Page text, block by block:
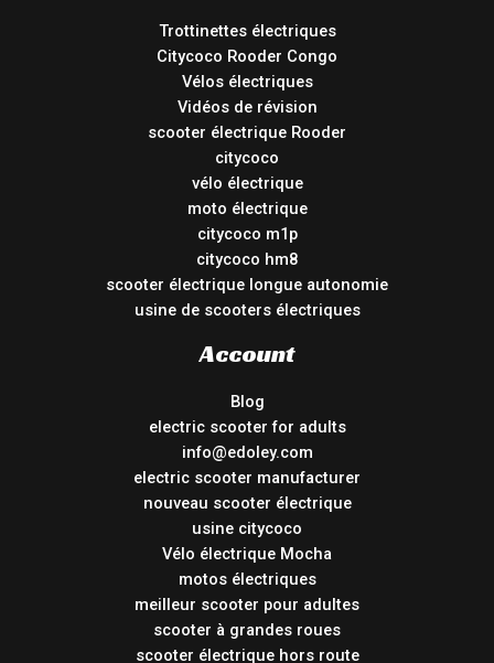
Trottinettes électriques
Citycoco Rooder Congo
Vélos électriques
Vidéos de révision
scooter électrique Rooder
citycoco
vélo électrique
moto électrique
citycoco m1p
citycoco hm8
scooter électrique longue autonomie
usine de scooters électriques
Account
Blog
electric scooter for adults
info@edoley.com
electric scooter manufacturer
nouveau scooter électrique
usine citycoco
Vélo électrique Mocha
motos électriques
meilleur scooter pour adultes
scooter à grandes roues
scooter électrique hors route